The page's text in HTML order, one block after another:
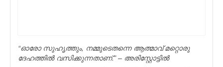
“ഓരോ സുഹൃത്തും, നമ്മുടെതന്നെ ആത്മാവ് മറ്റൊരു
ദേഹത്തില്‍ വസിക്കുന്നതാണ്.” – അരിസ്റ്റോട്ടില്‍